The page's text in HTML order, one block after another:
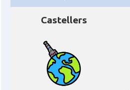
Castellers